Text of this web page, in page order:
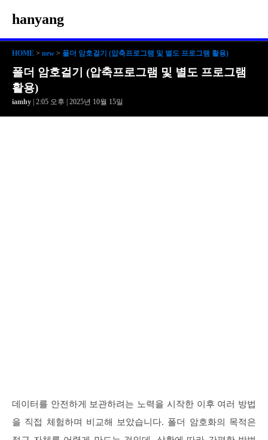
hanyang
HOME > new > 폴더 암호걸기 (압축프로그램 및 별도 프로그램 활용)
폴더 암호걸기 (압축프로그램 및 별도 프로그램
활용)
iamhy | 2:05 오후 | 2025년 10월 15일
데이터를 안전하게 보관하려는 노력을 시작한 이후 여러 방법
을 직접 체험하며 비교해 보았습니다. 폴더 암호화의 목적은